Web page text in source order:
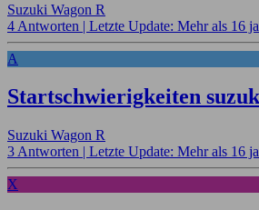
Suzuki Wagon R
4 Antworten | Letzte Update: Mehr als 16
A
Startschwierigkeiten
Suzuki Wagon R
3 Antworten | Letzte Update: Mehr als 16
X